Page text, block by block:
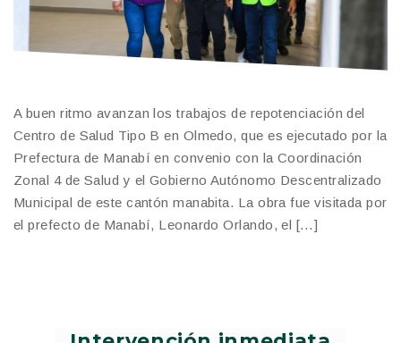
A buen ritmo avanzan los trabajos de repotenciación del
Centro de Salud Tipo B en Olmedo, que es ejecutado por la
Prefectura de Manabí en convenio con la Coordinación
Zonal 4 de Salud y el Gobierno Autónomo Descentralizado
Municipal de este cantón manabita. La obra fue visitada por
el prefecto de Manabí, Leonardo Orlando, el […]